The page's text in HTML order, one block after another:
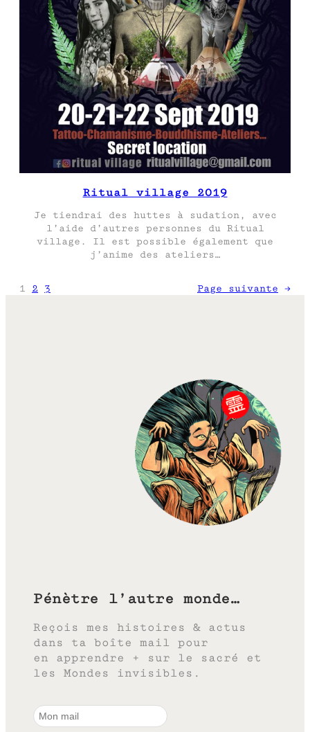
Ritual village 2019
Je tiendrai des huttes à sudation, avec
l’aide d’autres personnes du Ritual
village. Il est possible également que
j’anime des ateliers…
1 2 3 Page suivante →
Pénètre l’autre monde…
Reçois mes histoires & actus
dans ta boîte mail pour
en apprendre + sur le sacré et
les Mondes invisibles.